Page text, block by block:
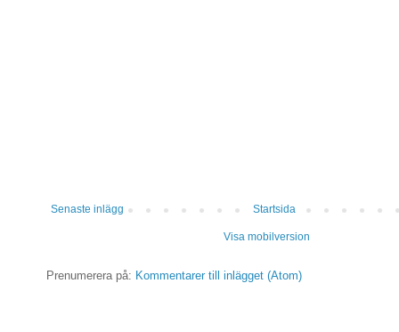
Senaste inlägg Startsida
Visa mobilversion
Prenumerera på: Kommentarer till inlägget (Atom)